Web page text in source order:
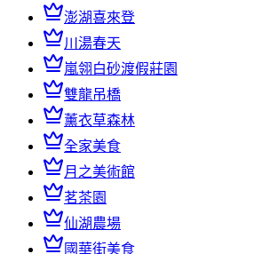
澎湖喜來登
川湯春天
嵐翎白砂渡假莊園
雙龍吊橋
薰衣草森林
全家美食
月之美術館
茗茶園
仙湖農場
國華街美食